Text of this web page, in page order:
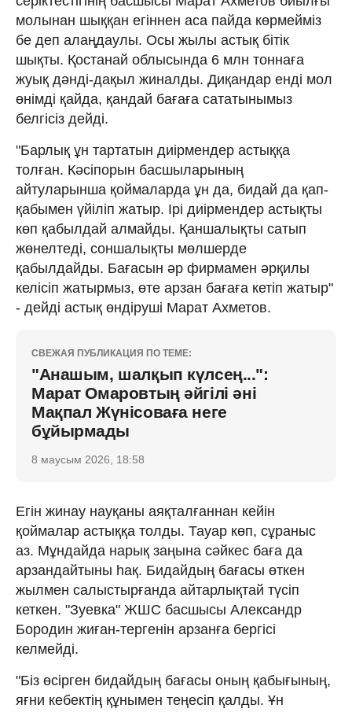
молынан шыққан егіннен аса пайда көрмейміз
бе деп алаңдаулы. Осы жылы астық бітік
шықты. Қостанай облысында 6 млн тоннаға
жуық дәнді-дақыл жиналды. Диқандар енді мол
өнімді қайда, қандай бағаға сататынымыз
белгісіз дейді.
"Барлық ұн тартатын диірмендер астыққа
толған. Кәсіпорын басшыларының
айтуларынша қоймаларда ұн да, бидай да қап-
қабымен үйіліп жатыр. Ірі диірмендер астықты
көп қабылдай алмайды. Қаншалықты сатып
жөнелтеді, соншалықты мөлшерде
қабылдайды. Бағасын әр фирмамен әрқилы
келісіп жатырмыз, өте арзан бағаға кетіп жатыр"
- дейді астық өндіруші Марат Ахметов.
СВЕЖАЯ ПУБЛИКАЦИЯ ПО ТЕМЕ:
"Анашым, шалқып күлсең...":
Марат Омаровтың әйгілі әні
Мақпал Жүнісоваға неге
бұйырмады
8 маусым 2026, 18:58
Егін жинау науқаны аяқталғаннан кейін
қоймалар астыққа толды. Тауар көп, сұраныс
аз. Мұндайда нарық заңына сәйкес баға да
арзандайтыны һақ. Бидайдың бағасы өткен
жылмен салыстырғанда айтарлықтай түсіп
кеткен. "Зуевка" ЖШС басшысы Александр
Бородин жиған-тергенін арзанға бергісі
келмейді.
"Біз өсірген бидайдың бағасы оның қабығының,
яғни кебектің құнымен теңесіп қалды. Ұн